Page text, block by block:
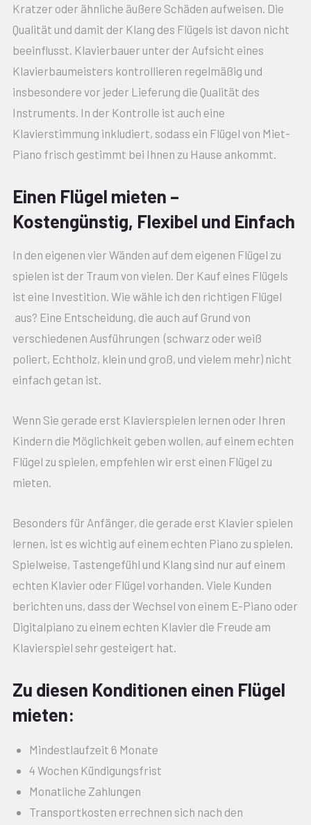
Kratzer oder ähnliche äußere Schäden aufweisen. Die
Qualität und damit der Klang des Flügels ist davon nicht
beeinflusst. Klavierbauer unter der Aufsicht eines
Klavierbaumeisters kontrollieren regelmäßig und
insbesondere vor jeder Lieferung die Qualität des
Instruments. In der Kontrolle ist auch eine
Klavierstimmung inkludiert, sodass ein Flügel von Miet-
Piano frisch gestimmt bei Ihnen zu Hause ankommt.
Einen Flügel mieten –
Kostengünstig, Flexibel und Einfach
In den eigenen vier Wänden auf dem eigenen Flügel zu
spielen ist der Traum von vielen. Der Kauf eines Flügels
ist eine Investition. Wie wähle ich den richtigen Flügel
aus? Eine Entscheidung, die auch auf Grund von
verschiedenen Ausführungen (schwarz oder weiß
poliert, Echtholz, klein und groß, und vielem mehr) nicht
einfach getan ist.
Wenn Sie gerade erst Klavierspielen lernen oder Ihren
Kindern die Möglichkeit geben wollen, auf einem echten
Flügel zu spielen, empfehlen wir erst einen Flügel zu
mieten.
Besonders für Anfänger, die gerade erst Klavier spielen
lernen, ist es wichtig auf einem echten Piano zu spielen.
Spielweise, Tastengefühl und Klang sind nur auf einem
echten Klavier oder Flügel vorhanden. Viele Kunden
berichten uns, dass der Wechsel von einem E-Piano oder
Digitalpiano zu einem echten Klavier die Freude am
Klavierspiel sehr gesteigert hat.
Zu diesen Konditionen einen Flügel
mieten:
Mindestlaufzeit 6 Monate
4 Wochen Kündigungsfrist
Monatliche Zahlungen
Transportkosten errechnen sich nach den